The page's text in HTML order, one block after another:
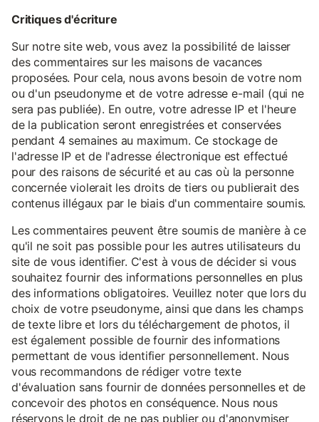
Critiques d'écriture
Sur notre site web, vous avez la possibilité de laisser
des commentaires sur les maisons de vacances
proposées. Pour cela, nous avons besoin de votre nom
ou d'un pseudonyme et de votre adresse e-mail (qui ne
sera pas publiée). En outre, votre adresse IP et l'heure
de la publication seront enregistrées et conservées
pendant 4 semaines au maximum. Ce stockage de
l'adresse IP et de l'adresse électronique est effectué
pour des raisons de sécurité et au cas où la personne
concernée violerait les droits de tiers ou publierait des
contenus illégaux par le biais d'un commentaire soumis.
Les commentaires peuvent être soumis de manière à ce
qu'il ne soit pas possible pour les autres utilisateurs du
site de vous identifier. C'est à vous de décider si vous
souhaitez fournir des informations personnelles en plus
des informations obligatoires. Veuillez noter que lors du
choix de votre pseudonyme, ainsi que dans les champs
de texte libre et lors du téléchargement de photos, il
est également possible de fournir des informations
permettant de vous identifier personnellement. Nous
vous recommandons de rédiger votre texte
d'évaluation sans fournir de données personnelles et de
concevoir des photos en conséquence. Nous nous
réservons le droit de ne pas publier ou d'anonymiser